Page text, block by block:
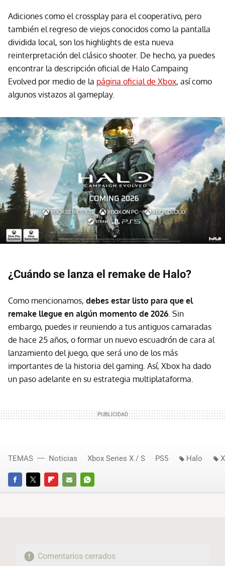
Adiciones como el crossplay para el cooperativo, pero
también el regreso de viejos conocidos como la pantalla
dividida local, son los highlights de esta nueva
reinterpretación del clásico shooter. De hecho, ya puedes
encontrar la descripción oficial de Halo Campaing
Evolved por medio de la página oficial de Xbox, así como
algunos vistazos al gameplay.
¿Cuándo se lanza el remake de Halo?
Como mencionamos, debes estar listo para que el
remake llegue en algún momento de 2026. Sin
embargo, puedes ir reuniendo a tus antiguos camaradas
de hace 25 años, o formar un nuevo escuadrón de cara al
lanzamiento del juego, que será uno de los más
importantes de la historia del gaming. Así, Xbox ha dado
un paso adelante en su estrategia multiplataforma.
FACEBOOKTWITTERFLIPBOARD
E-
WHATSAPP
TEMAS Noticias Xbox Series X / S PS5 Halo
Comentarios cerrados